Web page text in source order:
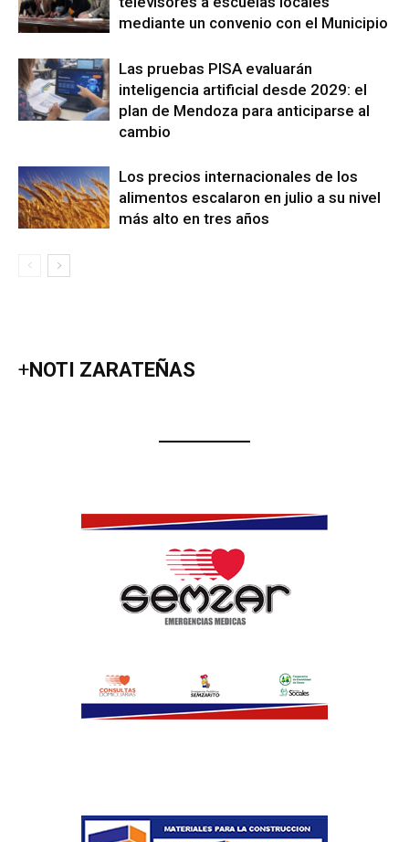
mediante un convenio con el Municipio
Las pruebas PISA evaluarán
inteligencia artificial desde 2029: el
plan de Mendoza para anticiparse al
cambio
Los precios internacionales de los
alimentos escalaron en julio a su nivel
más alto en tres años
+NOTI ZARATEÑAS